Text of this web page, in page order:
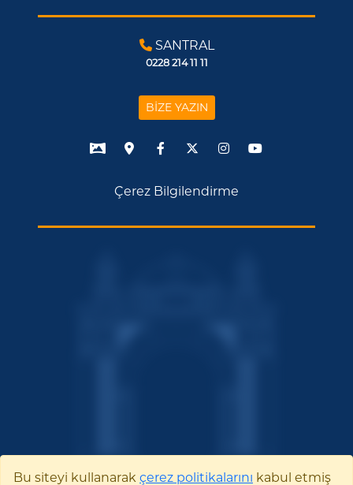
SANTRAL
0228 214 11 11
BİZE YAZIN
Çerez Bilgilendirme
Bu siteyi kullanarak çerez politikalarını kabul etmiş